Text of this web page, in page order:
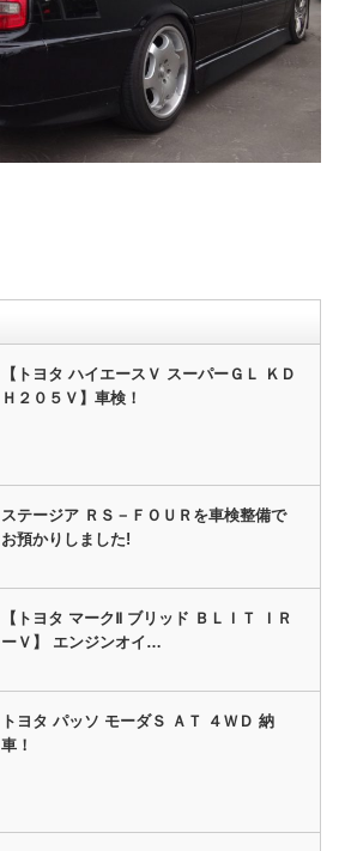
【トヨタ ハイエースＶ スーパーＧＬ ＫＤ
Ｈ２０５Ｖ】車検！
ステージア ＲＳ－ＦＯＵＲを車検整備で
お預かりしました!
【トヨタ マークⅡ ブリッド ＢＬＩＴ ＩＲ
ーＶ】 エンジンオイ…
トヨタ パッソ モーダＳ ＡＴ ４ＷＤ 納
車！